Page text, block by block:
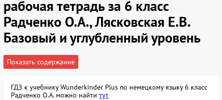
рабочая тетрадь за 6 класс
Радченко О.А., Лясковская Е.В.
Базовый и углубленный уровень
Показать содержание
ГДЗ к учебнику Wunderkinder Plus по немецкому языку 6 класс
Радченко О.А. можно найти тут